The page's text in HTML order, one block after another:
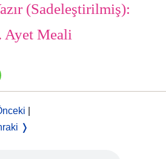
(Sadeleştirilmiş):
Ayet Meali
❭